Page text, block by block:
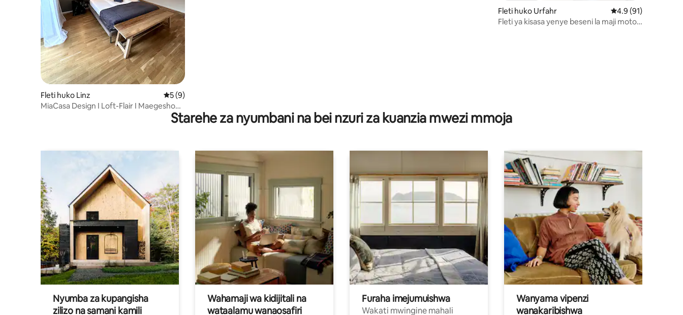
Fleti huko Linz Ukadiriaji wa wastani wa 5 kati ya 5, tathmini 9
5 (9)
MiaCasa Design I Loft-Flair I Maegesho
Fleti huko Urfahr Ukadiriaji wa
4.9 (91)
Fleti ya kisasa yenye beseni la maji moto,
Starehe za nyumbani na bei nzuri za kuanzia mwezi mmoja
Nyumba za kupangisha
zilizo na samani kamili
Wahamaji wa kidijitali na
wataalamu wanaosafiri
Furaha imejumuishwa
Wakati mwingine mahali
Wanyama vipenzi
wanakaribishwa